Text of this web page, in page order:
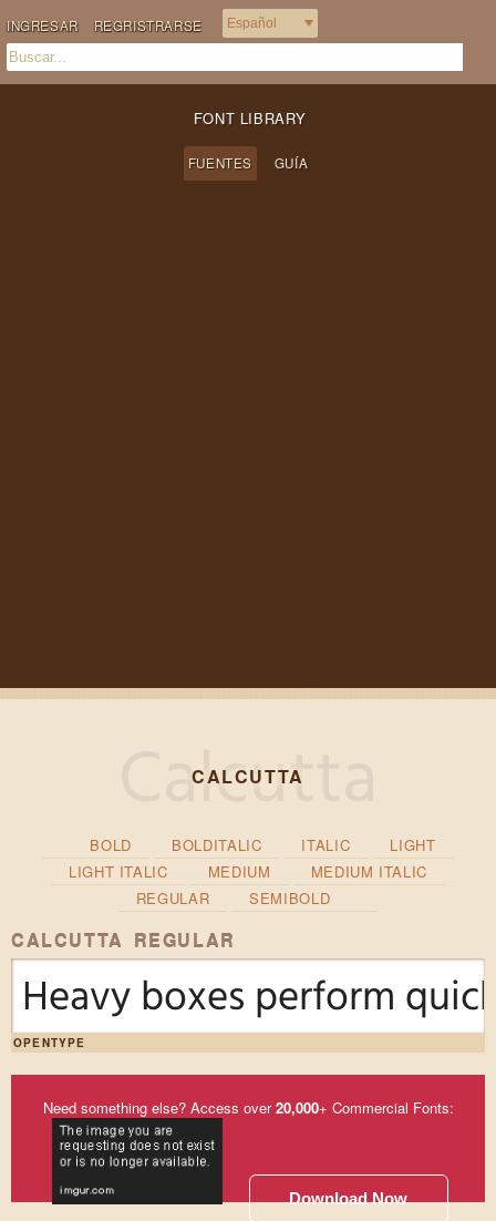
INGRESAR REGRISTRARSE
FONT LIBRARY
FUENTES GUÍA
CALCUTTA
BOLD BOLDITALIC ITALIC
LIGHT
LIGHT ITALIC
MEDIUM
MEDIUM ITALIC
REGULAR
SEMIBOLD
CALCUTTA REGULAR
Heavy boxes perform
OPENTYPE
Need something else? Access over20,000+ Commercial Fonts:
Download Now